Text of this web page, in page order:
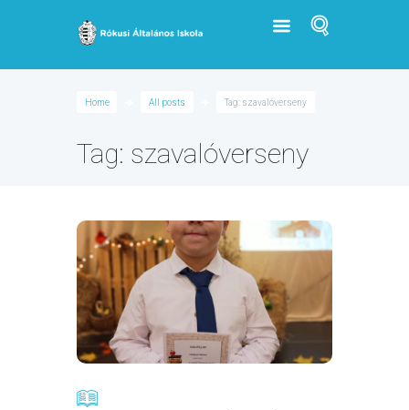
Home All posts Tag: szavalóverseny
Tag: szavalóverseny